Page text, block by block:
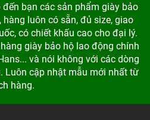
đến bạn các sản phẩm giày bảo
luôn có sẵn, đủ size, giao
có chiết khấu cao cho đại lý.
giày bảo hộ lao động chính
và nói không với các dòng
Luôn cập nhật mẫu mới nhất từ
hàng.